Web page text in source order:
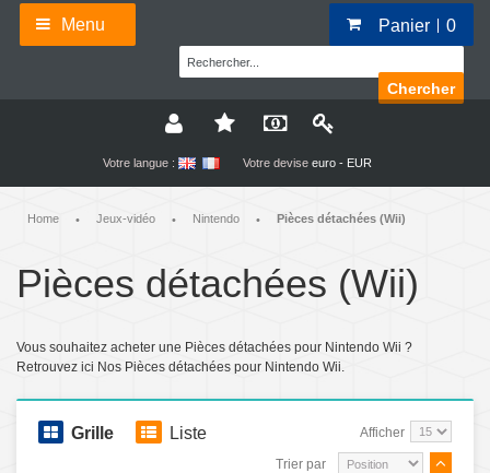
Menu Panier 0
Chercher
Votre langue : Votre devise euro - EUR
Home • Jeux-vidéo • Nintendo • Pièces détachées (Wii)
Pièces détachées (Wii)
Vous souhaitez acheter une Pièces détachées pour Nintendo Wii ?
Retrouvez ici Nos Pièces détachées pour Nintendo Wii.
Grille Liste Afficher
Trier par